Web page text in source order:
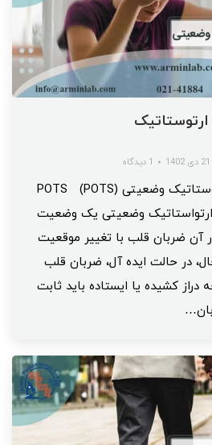
21 دی 1402 1 دیدگاه
سندرم تاکی کاردی ارتوستاتیک وضعیتی (POTS) POTS
ارتواستاتیک وضعیتی یک وضعیت
ضربان قلب با تغییر موقعیت
در حالت ایده آل، ضربان قلب
کشیده یا ایستاده باید ثابت